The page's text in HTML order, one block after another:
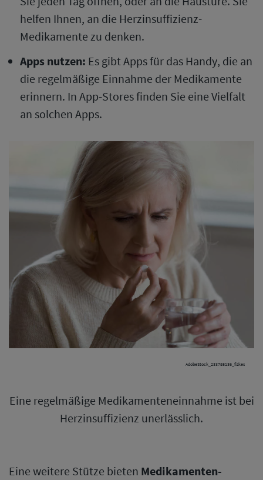
helfen Ihnen, an die Herzinsuffizienz-
Medikamente zu denken.
Apps nutzen: Es gibt Apps für das Handy, die an
die regelmäßige Einnahme der Medikamente
erinnern. In App-Stores finden Sie eine Vielfalt
an solchen Apps.
AdobeStock_233785136_fizkes
Eine regelmäßige Medikamenteneinnahme ist bei
Herzinsuffizienz unerlässlich.
Eine weitere Stütze bieten Medikamenten-